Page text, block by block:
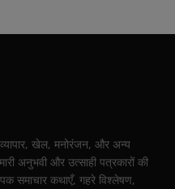
खेल, मनोरंजन, और अन्य
अनुभवी और उत्साही पत्रकारों की
समाचार कथाएँ, गहरे विश्लेषण,